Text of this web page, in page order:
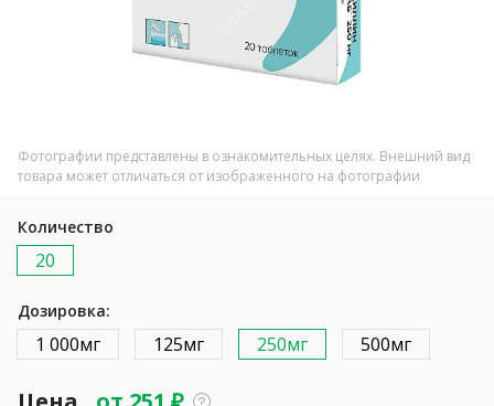
Фотографии представлены в ознакомительных целях. Внешний вид
товара может отличаться от изображенного на фотографии
Количество
20
Дозировка:
1 000мг 125мг 250мг 500мг